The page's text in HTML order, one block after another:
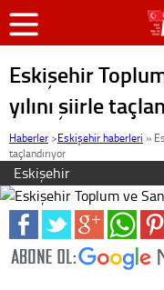
Eskişehir
yılını şiirle
Haberler >Eskişehir haberleri »
taçlandırıyor
Eskişehir